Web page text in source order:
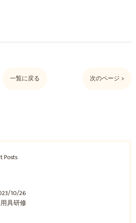
一覧に戻る 次のページ >
Posts
10/26
具研修